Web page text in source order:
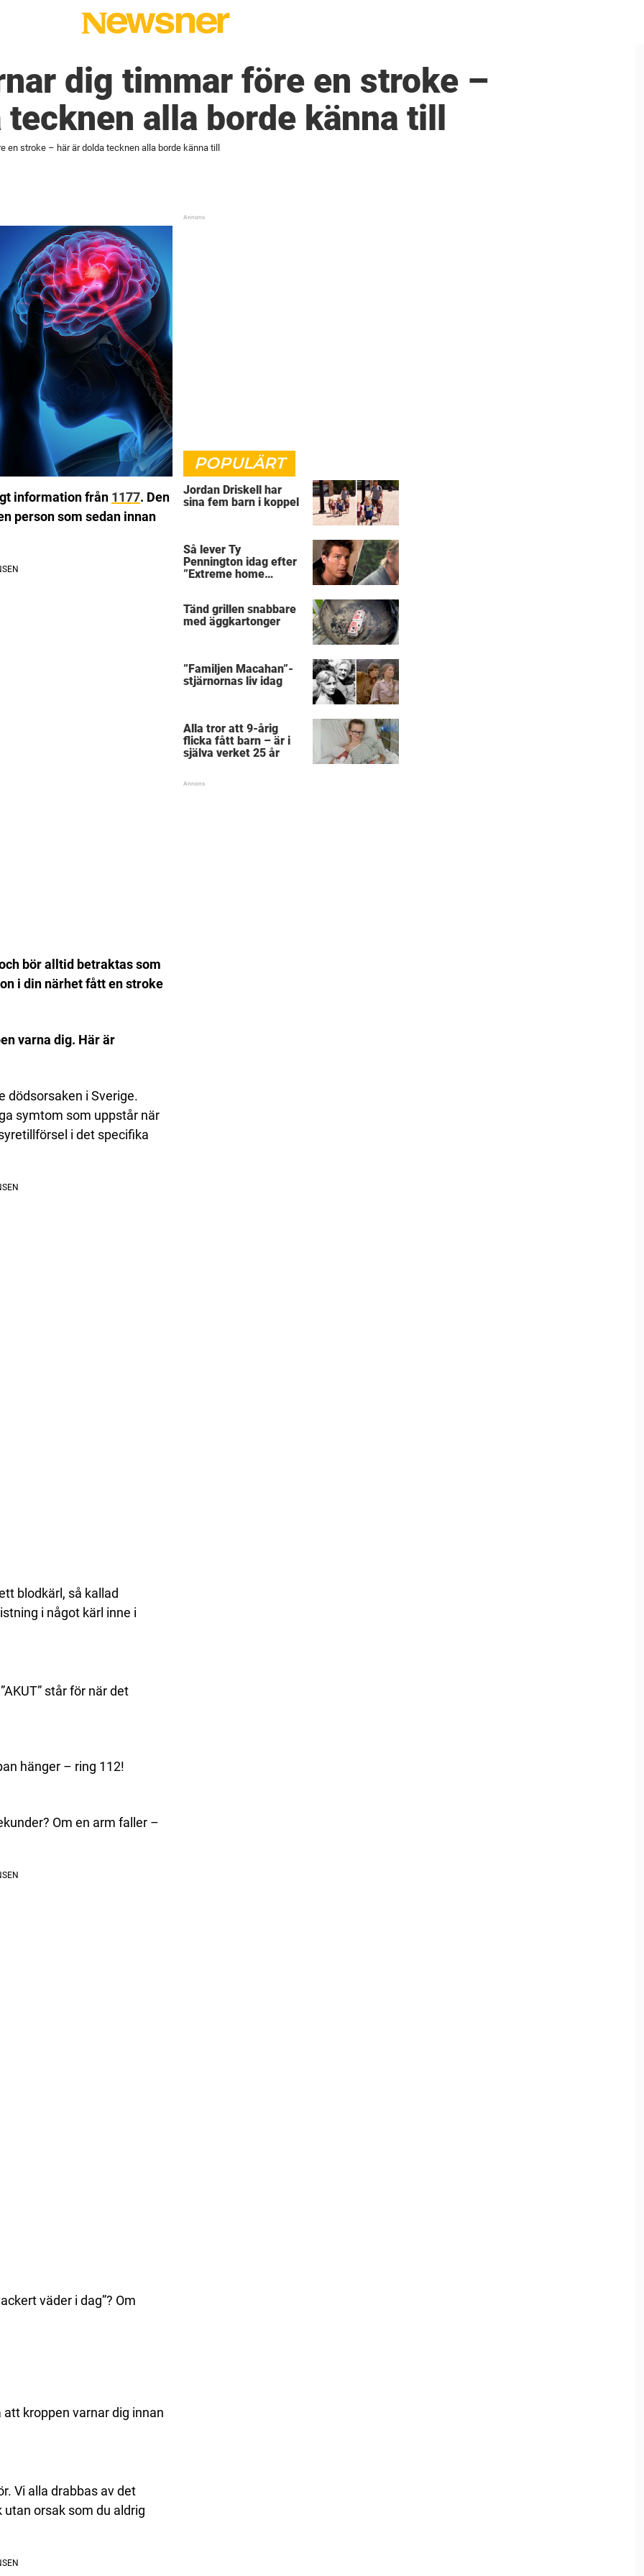
dig timmar före en stroke –
tecknen alla borde känna till
en stroke – här är dolda tecknen alla borde känna till
information från 1177. Den
person som sedan innan
bör alltid betraktas som
i din närhet fått en stroke
varna dig. Här är
dödsorsaken i Sverige.
symtom som uppstår när
i det specifika
blodkärl, så kallad
i något kärl inne i
står för när det
hänger – ring 112!
Om en arm faller –
väder i dag”? Om
kroppen varnar dig innan
Vi alla drabbas av det
orsak som du aldrig
POPULÄRT
Jordan Driskell har
sina fem barn i koppel
Så lever Ty
Pennington idag efter
”Extreme home
Tänd grillen snabbare
med äggkartonger
”Familjen Macahan”-
stjärnornas liv idag
Alla tror att 9-årig
flicka fått barn – är i
själva verket 25 år